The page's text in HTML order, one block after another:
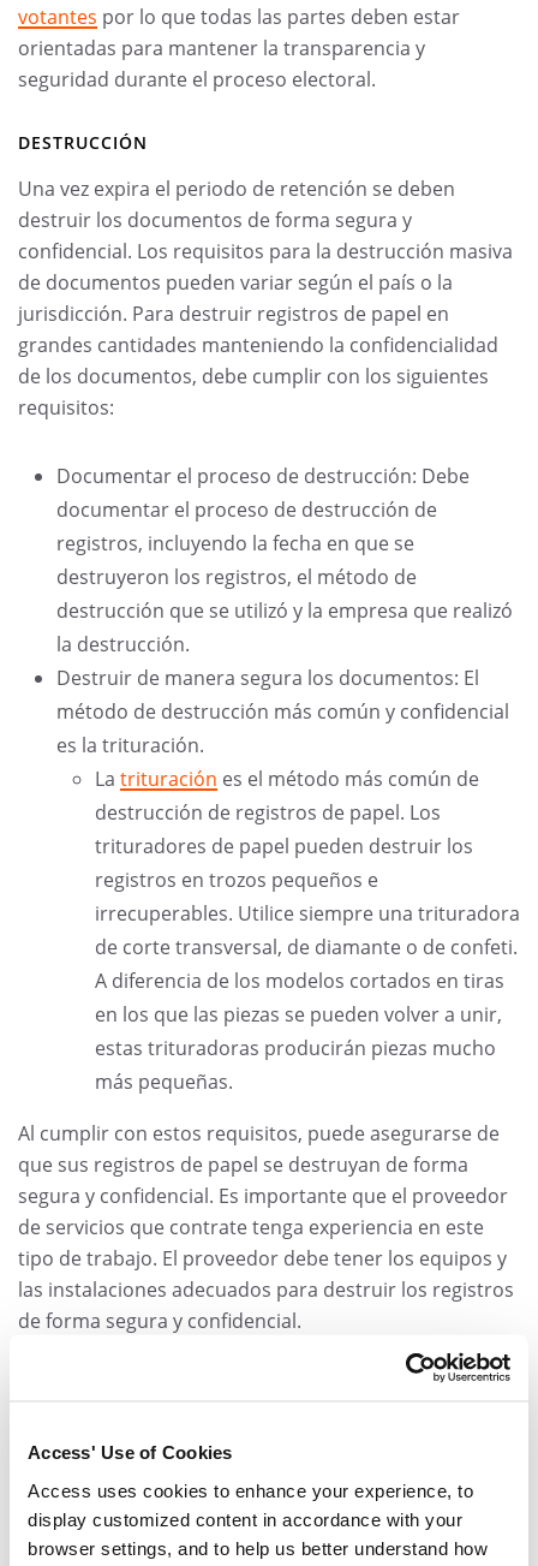
Access' Use of Cookies
Access uses cookies to enhance your experience, to
display customized content in accordance with your
browser settings, and to help us better understand how
votantes por lo que todas las partes deben estar
orientadas para mantener la transparencia y
seguridad durante el proceso electoral.
DESTRUCCIÓN
Una vez expira el periodo de retención se deben
destruir los documentos de forma segura y
confidencial. Los requisitos para la destrucción masiva
de documentos pueden variar según el país o la
jurisdicción. Para destruir registros de papel en
grandes cantidades manteniendo la confidencialidad
de los documentos, debe cumplir con los siguientes
requisitos:
Documentar el proceso de destrucción: Debe
documentar el proceso de destrucción de
registros, incluyendo la fecha en que se
destruyeron los registros, el método de
destrucción que se utilizó y la empresa que realizó
la destrucción.
Destruir de manera segura los documentos: El
método de destrucción más común y confidencial
es la trituración.
La trituración es el método más común de
destrucción de registros de papel. Los
trituradores de papel pueden destruir los
registros en trozos pequeños e
irrecuperables. Utilice siempre una trituradora
de corte transversal, de diamante o de confeti.
A diferencia de los modelos cortados en tiras
en los que las piezas se pueden volver a unir,
estas trituradoras producirán piezas mucho
más pequeñas.
Al cumplir con estos requisitos, puede asegurarse de
que sus registros de papel se destruyan de forma
segura y confidencial. Es importante que el proveedor
de servicios que contrate tenga experiencia en este
tipo de trabajo. El proveedor debe tener los equipos y
las instalaciones adecuados para destruir los registros
de forma segura y confidencial.
También debe asegurarse de que el proveedor de
que pueda ocurrir durante el proceso de destrucción.
Por último, debe obtener un certificado de destrucción
de registros del proveedor de servicios. Este